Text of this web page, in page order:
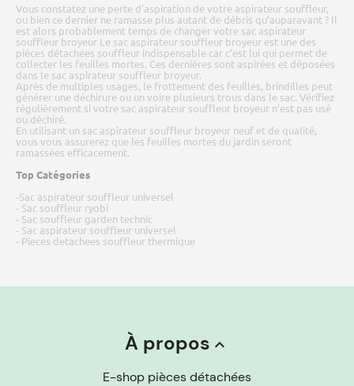
Vous constatez une perte d'aspiration de votre aspirateur souffleur,
ou bien ce dernier ne ramasse plus autant de débris qu’auparavant ? Il
est alors probablement temps de changer votre sac aspirateur
souffleur broyeur Le sac aspirateur souffleur broyeur est une des
pièces détachées souffleur indispensable car c’est lui qui permet de
collecter les feuilles mortes. Ces dernières sont aspirées et déposées
dans le sac aspirateur souffleur broyeur.
Après de multiples usages, le frottement des feuilles, brindilles peut
générer une déchirure ou un voire plusieurs trous dans le sac. Vérifiez
régulièrement si votre sac aspirateur souffleur broyeur n’est pas usé
ou déchiré.
En utilisant un sac aspirateur souffleur broyeur neuf et de qualité,
vous vous assurerez que les feuilles mortes du jardin seront
ramassées efficacement.
Top Catégories
-Sac aspirateur souffleur universel
- Sac souffleur ryobi
- Sac souffleur garden technic
- Sac aspirateur souffleur universel
- Pieces detachees souffleur thermique
À propos keyboard_arrow_up
E-shop pièces détachées